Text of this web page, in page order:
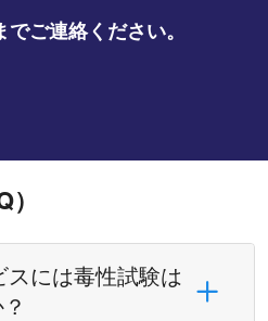
ご連絡ください。
には毒性試験は